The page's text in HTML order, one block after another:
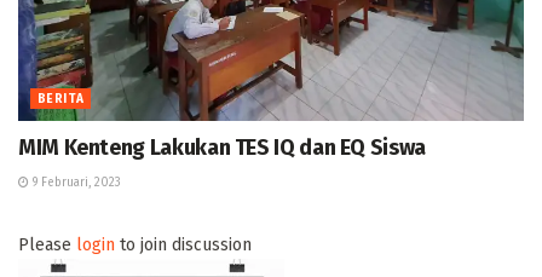
BERITA
MIM Kenteng Lakukan TES IQ dan EQ Siswa
9 Februari, 2023
Please login to join discussion